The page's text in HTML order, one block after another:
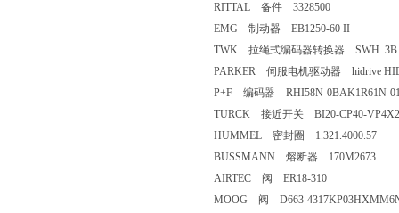
RITTAL 备件 3328500
EMG 制动器 EB1250-60 II
TWK 拉绳式编码器转换器 SWH 3B
PARKER 伺服电机驱动器 hidrive
P+F 编码器 RHI58N-0BAK1R61N-
TURCK 接近开关 BI20-CP40-VP4X2
HUMMEL 密封圈 1.321.4000.57
BUSSMANN 熔断器 170M2673
AIRTEC 阀 ER18-310
MOOG 阀 D663-